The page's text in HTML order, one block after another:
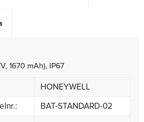
1670 mAh), IP67
HONEYWELL
BAT-STANDARD-02